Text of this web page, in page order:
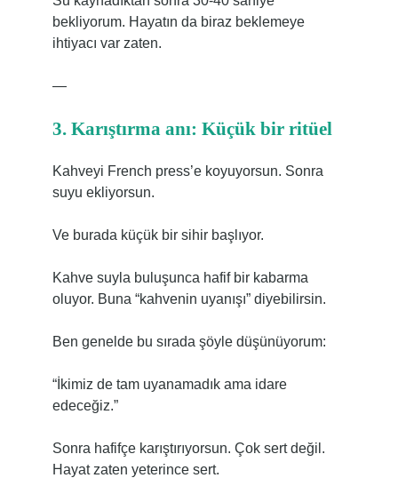
bekliyorum. Hayatın da biraz beklemeye
ihtiyacı var zaten.
—
3. Karıştırma anı: Küçük bir ritüel
Kahveyi French press’e koyuyorsun. Sonra
suyu ekliyorsun.
Ve burada küçük bir sihir başlıyor.
Kahve suyla buluşunca hafif bir kabarma
oluyor. Buna “kahvenin uyanışı” diyebilirsin.
Ben genelde bu sırada şöyle düşünüyorum:
“İkimiz de tam uyanamadık ama idare
edeceğiz.”
Sonra hafifçe karıştırıyorsun. Çok sert değil.
Hayat zaten yeterince sert.